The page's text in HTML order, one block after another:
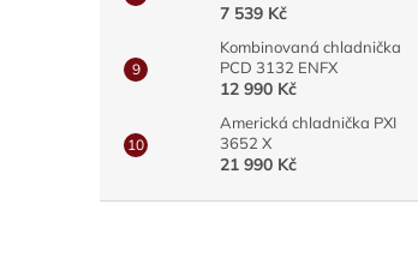
7 539 Kč
Kombinovaná chladnička
PCD 3132 ENFX
12 990 Kč
Americká chladnička PXI
3652 X
21 990 Kč